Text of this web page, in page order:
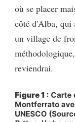
où se placer
côté d'Alba, qui
un village de
reviendrai.
Figure 1 : Carte
Montferrato
UNESCO